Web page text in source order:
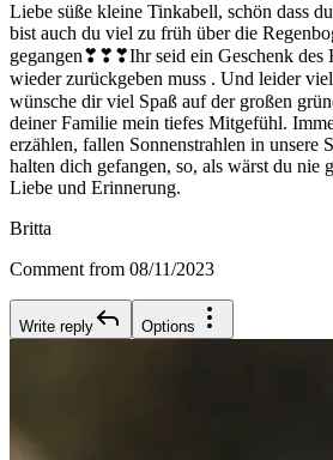
Liebe süße kleine Tinkabell, schön dass
bist auch du viel zu früh über die
gegangen❣❣❣Ihr seid ein Geschenk des
wieder zurückgeben muss . Und leider
wünsche dir viel Spaß auf der großen
deiner Familie mein tiefes Mitgefühl.
erzählen, fallen Sonnenstrahlen in unsere
halten dich gefangen, so, als wärst du nie
Liebe und Erinnerung.
Britta
Comment from 08/11/2023
Write reply Options